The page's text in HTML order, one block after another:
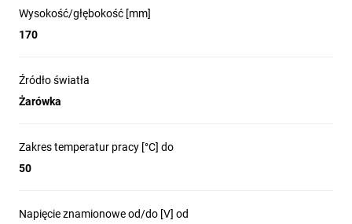
Zastosowanie: wewnątrz
Rodzaj wykończenia: piaskowany
Wymiary [mm]:
-wysokość całkowita: 170mm
Wysokość/głębokość [mm]
170
Źródło światła
Żarówka
Zakres temperatur pracy [°C] do
50
Napięcie znamionowe od/do [V] od